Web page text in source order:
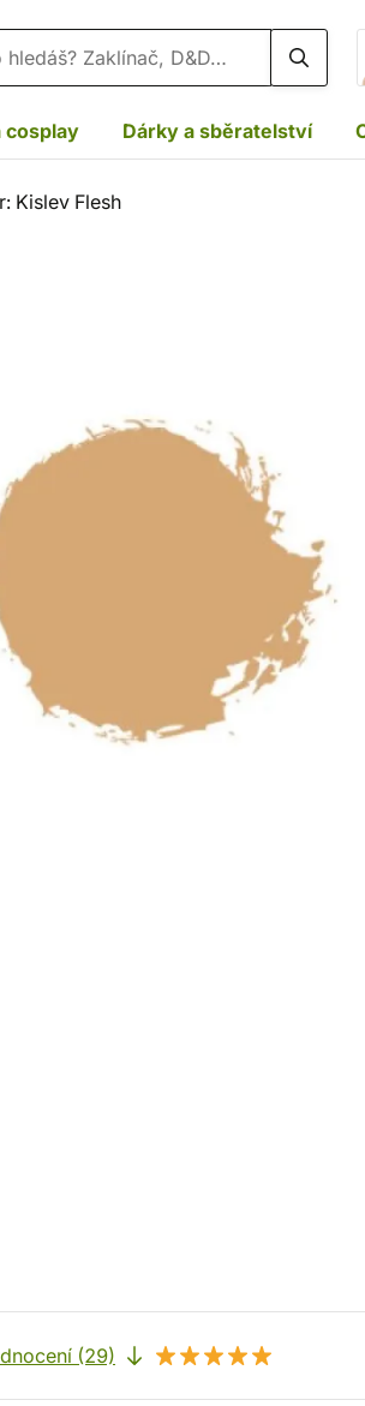
cosplay Dárky a sběratelství
Kislev Flesh
(29)